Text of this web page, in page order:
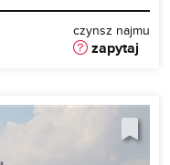
czynsz najmu
zapytaj